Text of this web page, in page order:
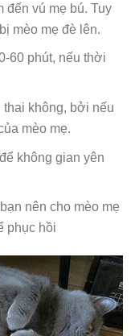
đến vú mẹ bú. Tuy
mèo mẹ đè lên.
60 phút, nếu thời
thai không, bởi nếu
mèo mẹ.
không gian yên
nên cho mèo mẹ
phục hồi